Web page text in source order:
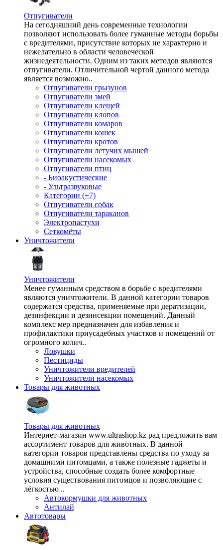
Отпугиватели
На сегодняшний день современные технологии
позволяют использовать более гуманные методы борьбы
с вредителями, присутствие которых не характерно и
нежелательно в области человеческой
жизнедеятельности. Одним из таких методов являются
отпугиватели. Отличительной чертой данного метода
является возможно..
Отпугиватели грызунов
Отпугиватели змей
Отпугиватели клещей
Отпугиватели клопов
Отпугиватели комаров
Отпугиватели кошек
Отпугиватели кротов
Отпугиватели летучих мышей
Отпугиватели насекомых
Отпугиватели птиц
- Биоакустические
- Ультразвуковые
Категории (+7)
Отпугиватели собак
Отпугиватели тараканов
Электропастухи
Сеткомёты
Уничтожители
Уничтожители
Менее гуманным средством в борьбе с вредителями
являются уничтожители. В данной категории товаров
содержатся средства, применяемые при дератизации,
дезинфекции и дезинсекции помещений. Данный
комплекс мер предназначен для избавления и
профилактики приусадебных участков и помещений от
огромного колич..
Ловушки
Пестициды
Уничтожители вредителей
Уничтожители насекомых
Товары для животных
Товары для животных
Интернет-магазин www.ultrashop.kz рад предложить вам
ассортимент товаров для животных. В данной
категории товаров представлены средства по уходу за
домашними питомцами, а также полезные гаджеты и
устройства, способные создать более комфортные
условия существования питомцов и позволяющие с
лёгкостью ..
Автокормушки для животных
Антилай
Автотовары